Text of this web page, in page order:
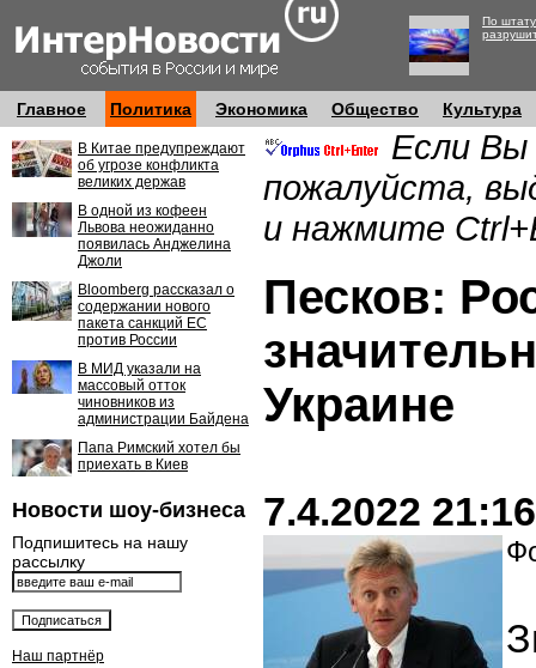
По
Главное Политика Экономика Общество Культура
В Китае предупреждают
об угрозе конфликта
великих держав
В одной из кофеен
Львова неожиданно
появилась Анджелина
Джоли
Bloomberg рассказал о
содержании нового
пакета санкций ЕС
против России
В МИД указали на
массовый отток
чиновников из
администрации Байдена
Папа Римский хотел бы
приехать в Киев
Новости шоу-бизнеса
Подпишитесь на нашу
рассылку
Наш партнёр
Если Вы
пожалуйста,
и нажмите
Песков:
Украине
7.4.2022 21:16